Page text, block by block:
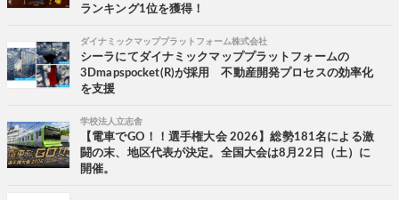
ランキング1位を獲得！
ダイナミックマッププラットフォーム株式会社
シーラにてダイナミックマッププラットフォームの
3Dmapspocket(R)が採用 不動産開発プロセスの効率化
を支援
学校法人立志舎
【電車でGO！！選手権大会 2026】総勢181名による激
闘の末、地区代表が決定。全国大会は8月22日（土）に
開催。